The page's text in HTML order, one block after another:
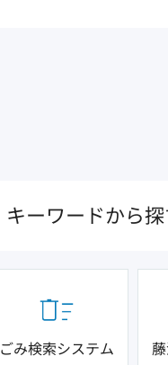
キーワードから
ごみ検索システム